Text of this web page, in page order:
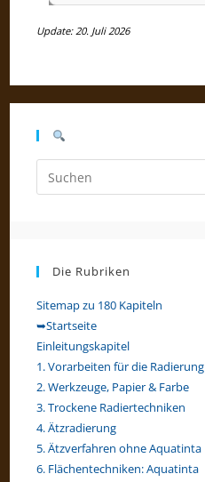
Update: 20. Juli 2026
Die Rubriken
Sitemap zu 180 Kapiteln
➥Startseite
Einleitungskapitel
1. Vorarbeiten für die Radierung
2. Werkzeuge, Papier & Farbe
3. Trockene Radiertechniken
4. Ätzradierung
5. Ätzverfahren ohne Aquatinta
6. Flächentechniken: Aquatinta